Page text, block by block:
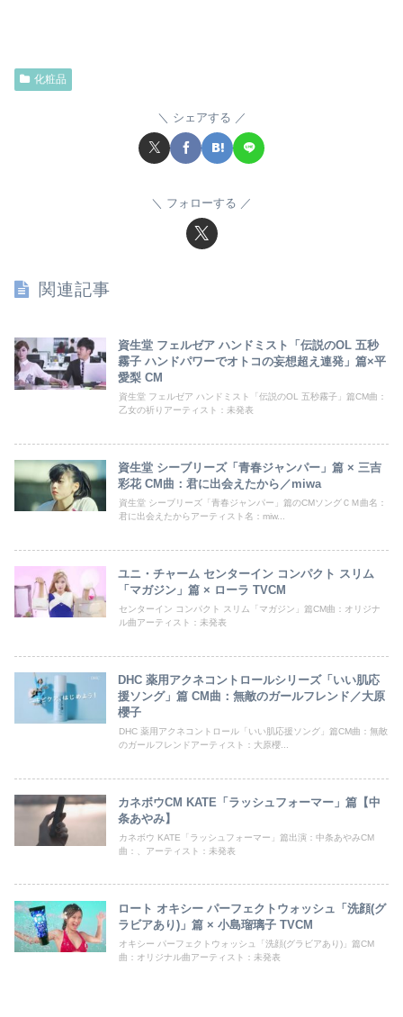
化粧品
シェアする
フォローする
関連記事
資生堂 フェルゼア ハンドミスト「伝説のOL 五秒
霧子 ハンドパワーでオトコの妄想超え連発」篇×平
愛梨 CM
資生堂 フェルゼア ハンドミスト「伝説のOL 五秒霧子」篇CM曲：
乙女の祈りアーティスト：未発表
資生堂 シーブリーズ「青春ジャンパー」篇 × 三吉
彩花 CM曲：君に出会えたから／miwa
資生堂 シーブリーズ「青春ジャンパー」篇のCMソングＣＭ曲名：
君に出会えたからアーティスト名：miw...
ユニ・チャーム センターイン コンパクト スリム
「マガジン」篇 × ローラ TVCM
センターイン コンパクト スリム「マガジン」篇CM曲：オリジナ
ル曲アーティスト：未発表
DHC 薬用アクネコントロールシリーズ「いい肌応
援ソング」篇 CM曲：無敵のガールフレンド／大原
櫻子
DHC 薬用アクネコントロール「いい肌応援ソング」篇CM曲：無敵
のガールフレンドアーティスト：大原櫻...
カネボウCM KATE「ラッシュフォーマー」篇【中
条あやみ】
カネボウ KATE「ラッシュフォーマー」篇出演：中条あやみCM
曲：、アーティスト：未発表
ロート オキシー パーフェクトウォッシュ「洗顔(グ
ラビアあり)」篇 × 小島瑠璃子 TVCM
オキシー パーフェクトウォッシュ「洗顔(グラビアあり)」篇CM
曲：オリジナル曲アーティスト：未発表